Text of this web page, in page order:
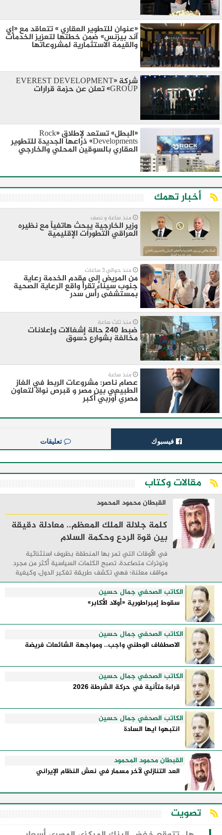
«عنوان للتطوير العقاري » تتعاقد مع «إي
آند بيزنس» ضمن خطتها لتعزيز الخدمات
والقيمة الاستثمارية لمشروعاتها
شركة «EVEREST DEVELOPMENT
GROUP» تعلن عن حزمة قرارات
«البطل» تستعد لإطلاق «Rock
Developments» ذراعها الجديدة للتطوير
العقاري بالسوقين المحلي والخارجي
أخبار تهمك
منذ ساعة و نصف
وزير الخارجية يبحث هاتفياً مع نظيره
العراقي التطورات الإقليمية
منذ حوالي 3 ساعات
من المريض إلى مقدم الخدمة رعاية
جنوب سيناء تقرأ واقع الرعاية الصحية
بمستشفى رأس سدر
منذ ثلث ساعة
ضبط 240 حالة إشغالات وإعلانات
مخالفة بشوارع دسوق
منذ ساعة
عصام ناصر: مشروعات الربط في الغاز
الطبيعي بين مصر و قبرص نواة لتعاون
مصري أوربي أكبر
فيسبوك تعليقات
مقالات وكتاب
القبطان محمود المحمود
كلمة جلالة الملك المعظم.. معادلة دقيقة
بين قوة الردع وحكمة السلام
في الأوقات التي تمر بها المنطقة بظروف استثنائية
وتوترات متصاعدة، تصبح الكلمات السياسية أكثر من مجرد
مواقف معلنة؛ فهي تكشف طريقة تفكير الدول، وكيفية
إدارتها للأزمات، والحدود التي تفصل بين القوة ...
الكاتب الصحفي جمال حسين
سقوط إمبراطورية «أولاد الأكابر»
الكاتب الصحفي جمال حسين
الاصطفاف الوطني واجب.. ومواجهة الشائعات فريضة
الكاتب الصحفي جمال حسين
قراءة متأنية في حركة الشرطة 2026
الكاتب الصحفي جمال حسين
انتبهوا ايها السادة
القبطان محمود المحمود
العد التنازلي لآخر مسمار في نعش النظام الإيراني
تصويت